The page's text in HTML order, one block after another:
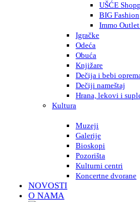
UŠĆE
BIG Fashion
Immo
Igračke
Odeća
Obuća
Knjižare
Dečija i bebi
Dečiji nameštaj
Hrana, lekovi i
Kultura
Muzeji
Galerije
Bioskopi
Pozorišta
Kulturni centri
Koncertne dvorane
NOVOSTI
O NAMA